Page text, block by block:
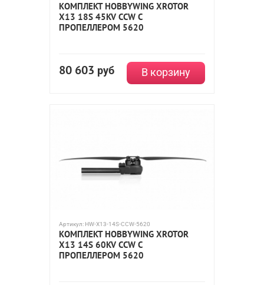
КОМПЛЕКТ HOBBYWING XROTOR
X13 18S 45KV CCW С
ПРОПЕЛЛЕРОМ 5620
80 603 руб В корзину
Артикул: HW-X13-14S-CCW-5620
КОМПЛЕКТ HOBBYWING XROTOR
X13 14S 60KV CCW С
ПРОПЕЛЛЕРОМ 5620